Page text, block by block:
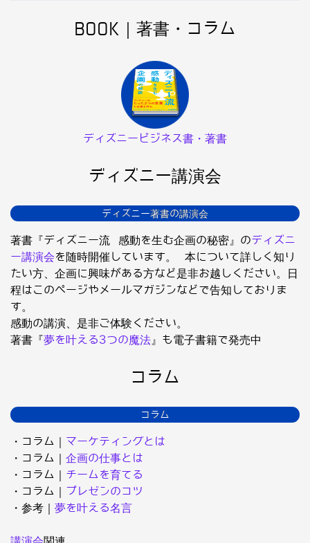
BOOK｜著書・コラム
ディズニービジネス書・著書
ディズニー講演会
ディズニー著書の講演会
著書『ディズニー流 感動を生む企画の秘密』のディズニ
ー講演会を随時開催しています。 本について詳しく知り
たい方、企画に興味がある方など是非お越しください。日
程はこのページやメールマガジンなどで告知しておりま
す。
感動の講演、是非ご体験ください。
著書『夢を叶える3つの魔法 』も電子書籍で発売中
コラム
コラム
・コラム｜ マーケティングとは
・コラム｜ 企画の仕事とは
・コラム｜ チームを育てる
・コラム｜ プレゼンのコツ
・参考｜ 夢を叶える名言